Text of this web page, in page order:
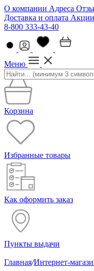
О компании Адреса
Доставка и оплата Акции
8-800 333-43-40
Меню
Корзина
Избранные товары
Как оформить заказ
Пункты выдачи
Главная/Интернет-